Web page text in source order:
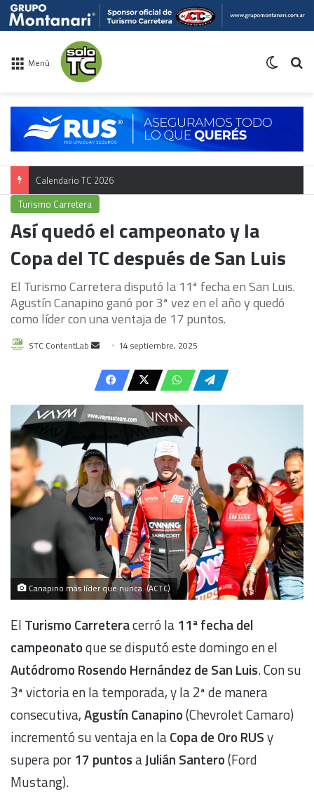
Menú
Calendario TC 2026
Turismo Carretera
Así quedó el campeonato y la
Copa del TC después de San Luis
El Turismo Carretera disputó la 11ª fecha en San Luis.
Agustín Canapino ganó por 3ª vez en el año y quedó
como líder con una ventaja de 17 puntos.
STC ContentLab
Send
email
14 septiembre, 2025
Canapino más líder que nunca. (ACTC)
El Turismo Carreteracerró la 11ª fecha del
campeonatoque se disputó este domingo en el
Autódromo Rosendo Hernández de San Luis. Con su
3ª victoria en la temporada, y la 2ª de manera
consecutiva,Agustín Canapino(Chevrolet Camaro)
incrementó su ventaja en laCopa de Oro RUSy
supera por 17 puntosaJulián Santero(Ford
Mustang).